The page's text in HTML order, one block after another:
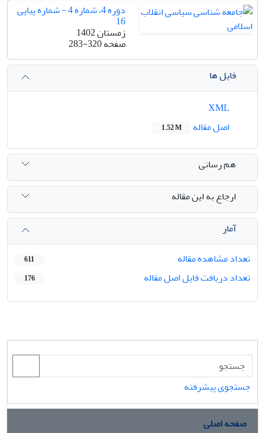
دوره 4، شماره 4 - شماره پیاپی
16
زمستان 1402
صفحه283-320
فایل ها
اصل مقاله
1.52 M
هم رسانی
ارجاع به این مقاله
آمار
تعداد مشاهده مقاله
611
تعداد دریافت فایل اصل مقاله 176
جستجوی پیشرفته
صفحه اصلی